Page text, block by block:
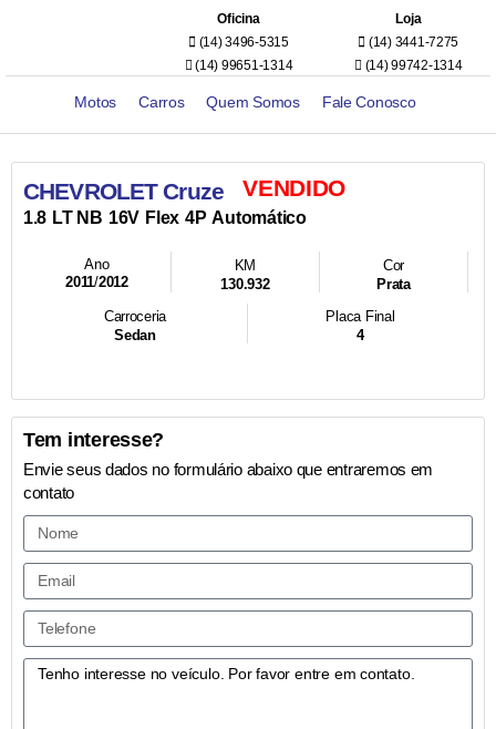
Oficina
(14) 3496-5315
(14) 99651-1314
Loja
(14) 3441-7275
(14) 99742-1314
Motos Carros Quem Somos Fale Conosco
CHEVROLET CruzeVENDIDO
1.8 LT NB 16V Flex 4P Automático
Ano
2011/2012
KM
130.932
Cor
Prata
Carroceria
Sedan
Placa Final
4
Tem interesse?
Envie seus dados no formulário abaixo que entraremos em
contato